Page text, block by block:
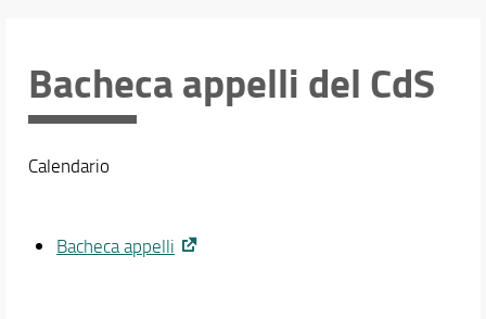
Orario e calendari
Bacheca appelli del CdS
Calendario
Bacheca appelli